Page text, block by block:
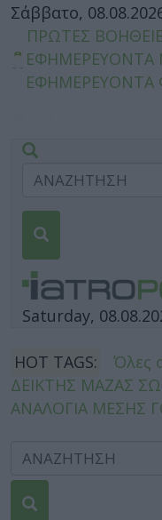
Σάββατο,
ΠΡΩΤΕΣ
ΕΦΗΜΕΡΕΥΟΝΤΑ
ΕΦΗΜΕΡΕΥΟΝΤΑ
Saturday,
HOT TAGS:
Όλες
ΔΕΙΚΤΗΣ ΜΑΖΑΣ
ΑΝΑΛΟΓΙΑ ΜΕΣΗΣ